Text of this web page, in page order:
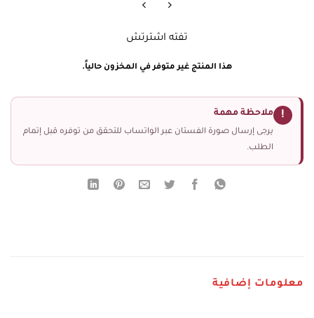
تفته اشترتش
هذا المنتج غير متوفر في المخزون حالياً.
! ملاحظة مهمة
يرجى إرسال صورة الفستان عبر الواتساب للتحقق من توفره قبل إتمام
الطلب.
معلومات إضافية